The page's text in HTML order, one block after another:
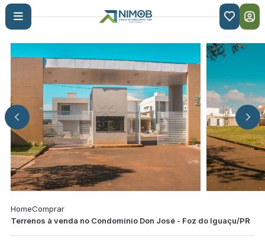

HomeComprar
Terrenos à venda no Condomínio Don José - Foz do Iguaçu/PR